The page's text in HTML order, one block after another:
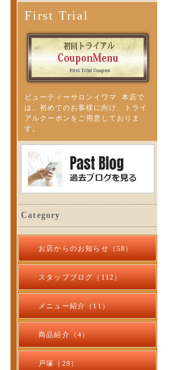
First Trial
ビューティーサロンイワマ 本店で
は、初めてのお客様に向け、トライ
アルクーポンをご用意しておりま
す。
Category
お店からのお知らせ（58）
スタッフブログ（112）
メニュー紹介（11）
商品紹介（4）
戸塚（29）